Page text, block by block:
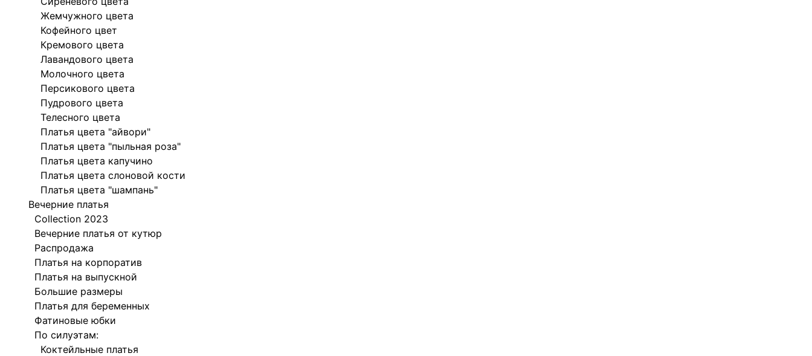
Жемчужного цвета
Кофейного цвет
Кремового цвета
Лавандового цвета
Молочного цвета
Персикового цвета
Пудрового цвета
Телесного цвета
Платья цвета "айвори"
Платья цвета "пыльная роза"
Платья цвета капучино
Платья цвета слоновой кости
Платья цвета "шампань"
Вечерние платья
Collection 2023
Вечерние платья от кутюр
Распродажа
Платья на корпоратив
Платья на выпускной
Большие размеры
Платья для беременных
Фатиновые юбки
По силуэтам:
Коктейльные платья